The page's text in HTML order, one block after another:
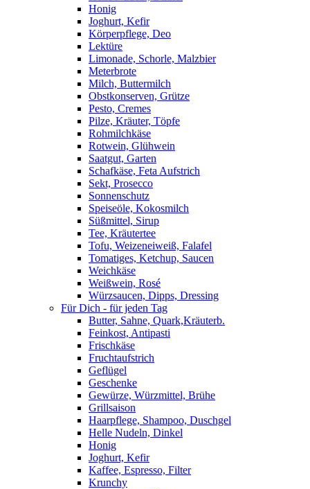
Honig
Joghurt, Kefir
Körperpflege, Deo
Lektüre
Limonade, Schorle, Malzbier
Meterbrote
Milch, Buttermilch
Obstkonserven, Grütze
Pesto, Cremes
Pilze, Kräuter, Töpfe
Rohmilchkäse
Rotwein, Glühwein
Saatgut, Garten
Schafkäse, Feta Aufstrich
Sekt, Prosecco
Sonnenschutz
Speiseöle, Kokosmilch
Süßmittel, Sirup
Tee, Kräutertee
Tofu, Weizeneiweiß, Falafel
Tomatiges, Ketchup, Saucen
Weichkäse
Weißwein, Rosé
Würzsaucen, Dipps, Dressing
Für Dich - für jeden Tag
Butter, Sahne, Quark,Kräuterb.
Feinkost, Antipasti
Frischkäse
Fruchtaufstrich
Geflügel
Geschenke
Gewürze, Würzmittel, Brühe
Grillsaison
Haarpflege, Shampoo, Duschgel
Helle Nudeln, Dinkel
Honig
Joghurt, Kefir
Kaffee, Espresso, Filter
Krunchy